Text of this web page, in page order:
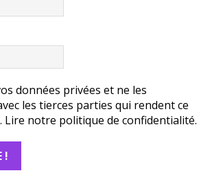
données privées et ne les
les tierces parties qui rendent ce
Lire notre politique de confidentialité.